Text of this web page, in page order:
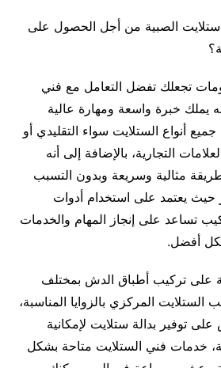
ستلايت الصبية من أجل الحصول على
تجعلك تفضل التعامل مع فني
يملك خبرة واسعة ومهارة عالية
أنواع الستلايت سواء التقليدي أو
التجارية، بالإضافة إلى أنه
مثالية وسريعة وبدون التسبب
يعتمد على استخدام أدوات
تساعد على إنجاز المهام والخدمات
أفضل.
على تركيب أطباق الدش بمختلف
الستلايت المركزي بالزوايا المناسبة،
توفير بدالة ستلايت لإمكانية
خدمات فني الستلايت متاحة بشكل